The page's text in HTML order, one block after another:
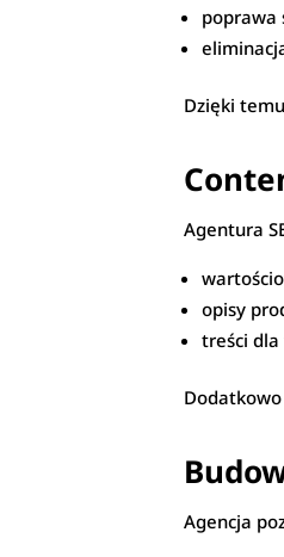
poprawa
Dzięki
Agentura
opisy
treści dla
Agencja